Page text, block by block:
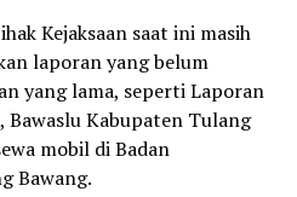
Kejaksaan saat ini masih
laporan yang belum
yang lama, seperti Laporan
Kabupaten Tulang
mobil di Badan
Bawang.